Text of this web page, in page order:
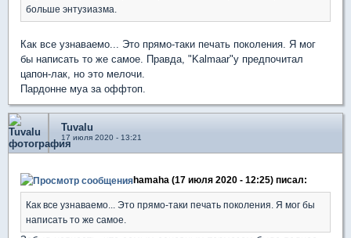
больше энтузиазма.
Как все узнаваемо... Это прямо-таки печать поколения. Я мог
бы написать то же самое. Правда, "Kalmaar"у предпочитал
цапон-лак, но это мелочи.
Пардонне муа за оффтоп.
Tuvalu
17 июля 2020 - 13:21
hamaha (17 июля 2020 - 12:25) писал:
Как все узнаваемо... Это прямо-таки печать поколения. Я мог бы
написать то же самое.